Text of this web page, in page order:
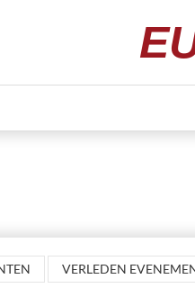
VERLEDEN